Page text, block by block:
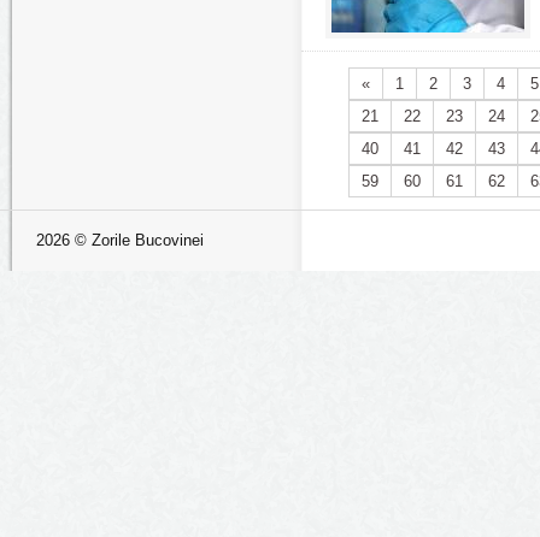
« 1 2 3 4
5
21
22 23 24
40
41 42 43
59
60 61 62
2026 © Zorile Bucovinei